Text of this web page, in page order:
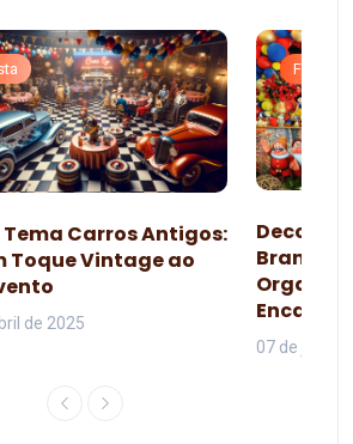
Tema Carros Antigos:
Toque Vintage ao
de 2025
Festa
Branca
07 de junho